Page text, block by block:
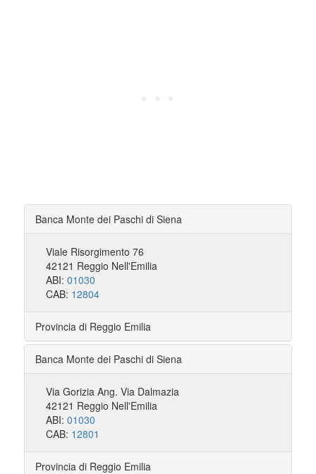
Banca Monte dei Paschi di Siena
Viale Risorgimento 76
42121 Reggio Nell'Emilia
ABI: 01030
CAB: 12804
Provincia di Reggio Emilia
Banca Monte dei Paschi di Siena
Via Gorizia Ang. Via Dalmazia
42121 Reggio Nell'Emilia
ABI: 01030
CAB: 12801
Provincia di Reggio Emilia